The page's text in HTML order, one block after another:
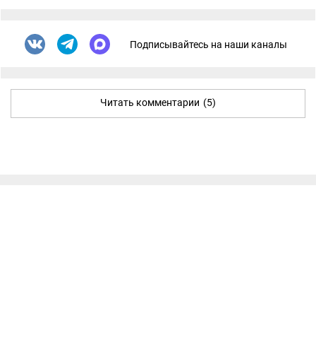
Подписывайтесь на наши каналы
Читать комментарии (5)